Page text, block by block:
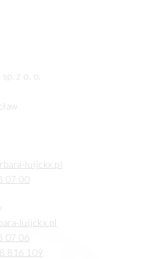
z o. o.
luijckx.pl
07 00
luijckx.pl
07 06
816 109